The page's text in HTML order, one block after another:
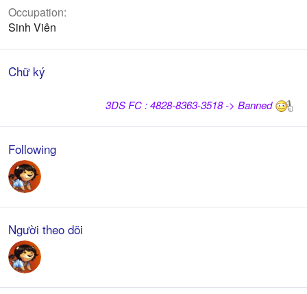
Occupation
Sinh Viên
Chữ ký
3DS FC : 4828-8363-3518 -> Banned
Following
Người theo dõi